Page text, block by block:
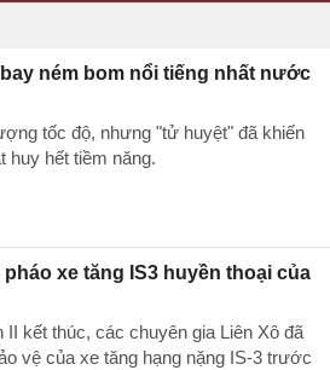
ném bom nổi tiếng nhất nước
tốc độ, nhưng "tử huyệt" đã khiến
huy hết tiềm năng.
xe tăng IS3 huyền thoại của
II kết thúc, các chuyên gia Liên Xô đã
vệ của xe tăng hạng nặng IS-3 trước